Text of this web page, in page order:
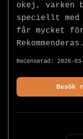
okej,
speciellt med
får mycket
Rekommenderas.
Recenserad: 2026-
Besök